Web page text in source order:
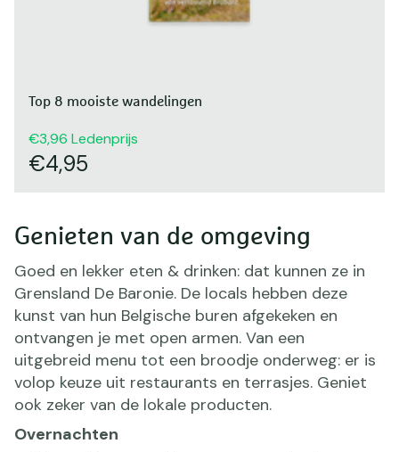
Top 8 mooiste wandelingen
3,96 Ledenprijs
4,95
Genieten van de omgeving
Goed en lekker eten & drinken: dat kunnen ze in
Grensland De Baronie. De locals hebben deze
kunst van hun Belgische buren afgekeken en
ontvangen je met open armen. Van een
uitgebreid menu tot een broodje onderweg: er is
volop keuze uit restaurants en terrasjes. Geniet
ook zeker van de lokale producten.
Overnachten